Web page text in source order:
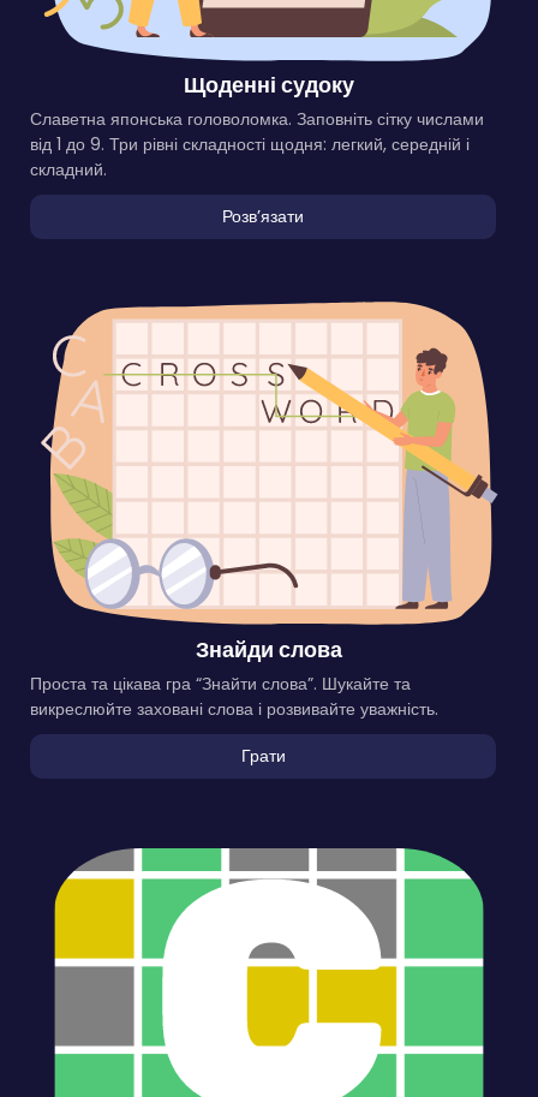
Щоденні судоку
Славетна японська головоломка. Заповніть сітку числами
від 1 до 9. Три рівні складності щодня: легкий, середній і
складний.
Розвʼязати
Знайди слова
Проста та цікава гра “Знайти слова”. Шукайте та
викреслюйте заховані слова і розвивайте уважність.
Грати